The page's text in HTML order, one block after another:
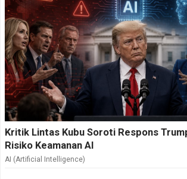
Kritik Lintas Kubu Soroti Respons
Risiko Keamanan AI
AI (Artificial Intelligence)